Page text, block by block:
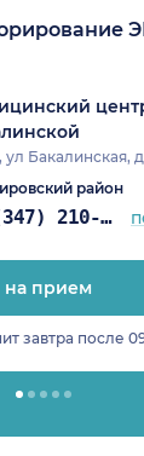
ул Бакалинская,
район
+7 (347) 210-08-43
на прием
завтра после